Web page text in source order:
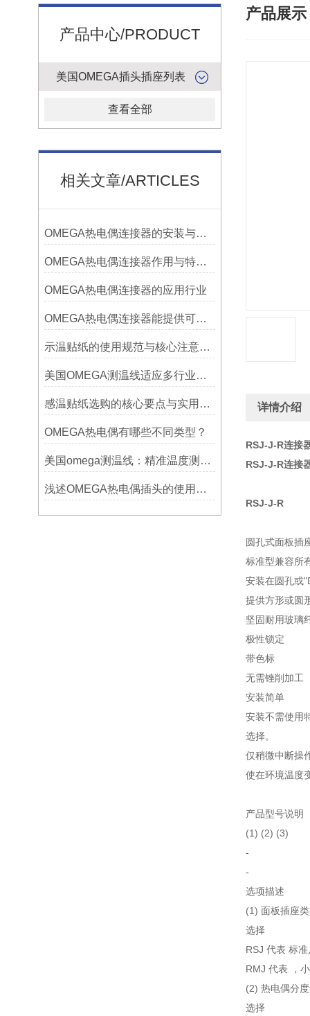
产品中心/PRODUCT
美国OMEGA插头插座列表
查看全部
相关文章/ARTICLES
OMEGA热电偶连接器的安装与调试
OMEGA热电偶连接器作用与特点是什么？
OMEGA热电偶连接器的应用行业
OMEGA热电偶连接器能提供可靠的信号传输
示温贴纸的使用规范与核心注意事项解读
美国OMEGA测温线适应多行业需求
感温贴纸选购的核心要点与实用建议
OMEGA热电偶有哪些不同类型？
美国omega测温线：精准温度测量的可靠选择
浅述OMEGA热电偶插头的使用意义
产品展示
详情介绍
RSJ-J-R连接
RSJ-J-R连接
RSJ-J-R
圆孔式面板插
标准型兼容所
安装在圆孔或
提供方形或圆
坚固耐用玻璃
极性锁定
带色标
无需锉削加工
安装简单
安装不需使用
选择。
仅稍微中断操
使在环境温度
产品型号说明
(1) (2) (3)
-
-
选项描述
(1) 面板插座
选择
RSJ 代表 标
RMJ 代表 ，
(2) 热电偶分
选择